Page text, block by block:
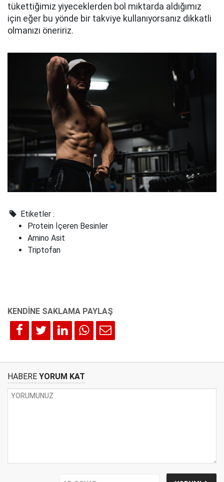
tükettiğimiz yiyeceklerden bol miktarda aldığımız
için eğer bu yönde bir takviye kullanıyorsanız dikkatli
olmanızı öneririz.
Etiketler :
Protein İçeren Besinler
Amino Asit
Triptofan
HABERE YORUM KAT